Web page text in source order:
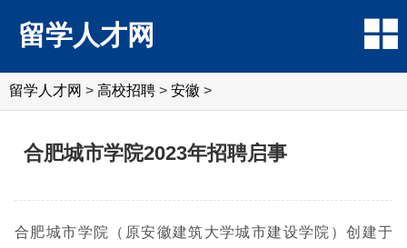
留学人才网
留学人才网 > 高校招聘 > 安徽 >
合肥城市学院2023年招聘启事
合肥城市学院（原安徽建筑大学城市建设学院）创建于